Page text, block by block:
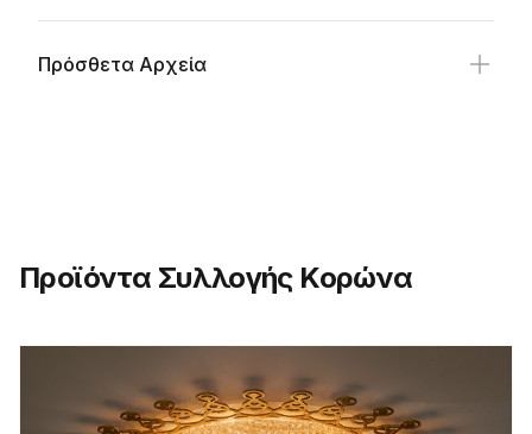
Πρόσθετα Αρχεία
Προϊόντα Συλλογής Κορώνα